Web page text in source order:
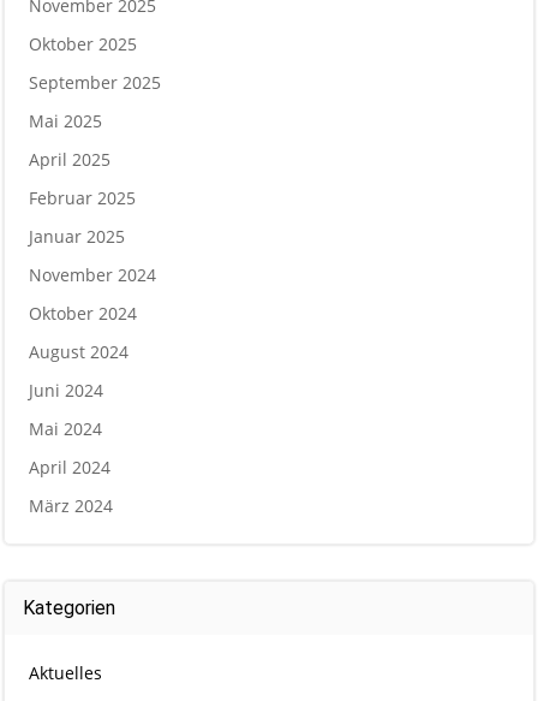
November 2025
Oktober 2025
September 2025
Mai 2025
April 2025
Februar 2025
Januar 2025
November 2024
Oktober 2024
August 2024
Juni 2024
Mai 2024
April 2024
März 2024
Kategorien
Aktuelles